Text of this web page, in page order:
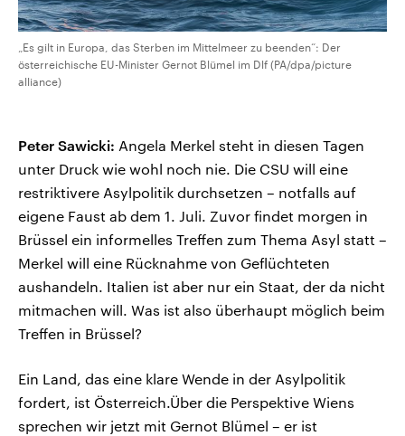
„Es gilt in Europa, das Sterben im Mittelmeer zu beenden“: Der
österreichische EU-Minister Gernot Blümel im Dlf (PA/dpa/picture
alliance)
Peter Sawicki: Angela Merkel steht in diesen Tagen
unter Druck wie wohl noch nie. Die CSU will eine
restriktivere Asylpolitik durchsetzen – notfalls auf
eigene Faust ab dem 1. Juli. Zuvor findet morgen in
Brüssel ein informelles Treffen zum Thema Asyl statt –
Merkel will eine Rücknahme von Geflüchteten
aushandeln. Italien ist aber nur ein Staat, der da nicht
mitmachen will. Was ist also überhaupt möglich beim
Treffen in Brüssel?
Ein Land, das eine klare Wende in der Asylpolitik
fordert, ist Österreich.Über die Perspektive Wiens
sprechen wir jetzt mit Gernot Blümel – er ist